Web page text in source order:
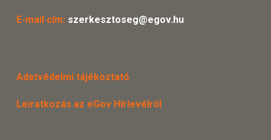
E-mail cím: szerkesztoseg@egov.hu
Adatvédelmi tájékoztató
Leiratkozás az eGov Hírlevélről